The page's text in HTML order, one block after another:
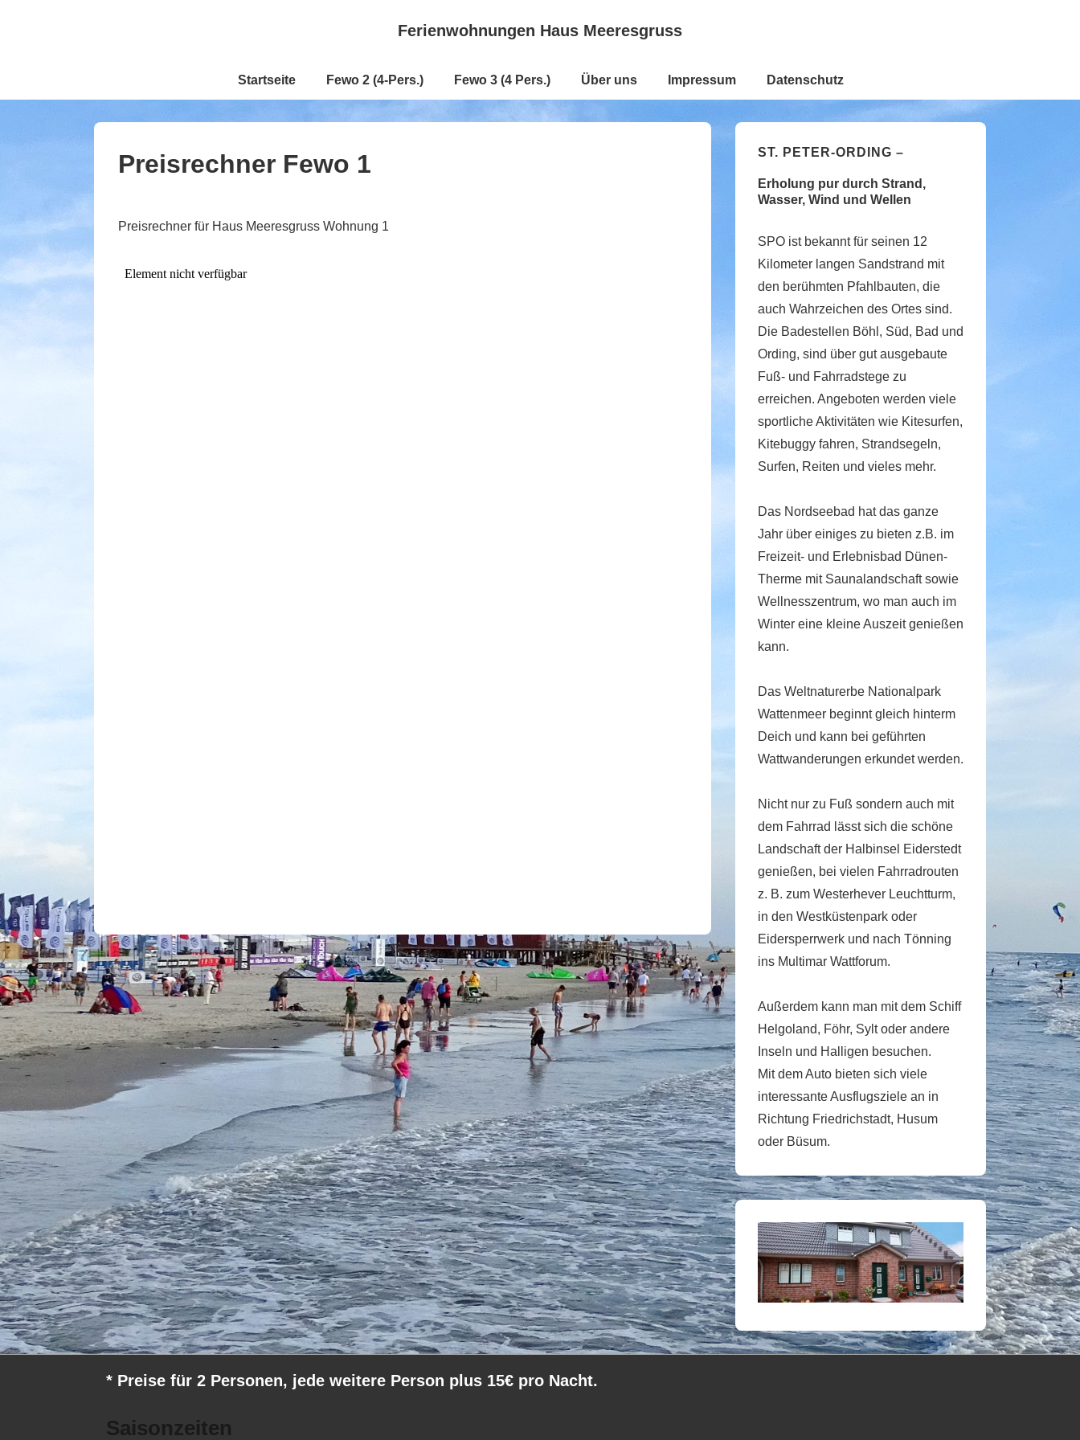
Ferienwohnungen Haus Meeresgruss
Hauptnavigation
Startseite Fewo 2 (4-Pers.) Fewo 3 (4 Pers.) Über uns Impressum Datenschutz
Preisrechner Fewo 1
Preisrechner für Haus Meeresgruss Wohnung 1
ST. PETER-ORDING –
Erholung pur durch Strand,
Wasser, Wind und Wellen
SPO ist bekannt für seinen 12
Kilometer langen Sandstrand mit
den berühmten Pfahlbauten, die
auch Wahrzeichen des Ortes sind.
Die Badestellen Böhl, Süd, Bad und
Ording, sind über gut ausgebaute
Fuß- und Fahrradstege zu
erreichen. Angeboten werden viele
sportliche Aktivitäten wie Kitesurfen,
Kitebuggy fahren, Strandsegeln,
Surfen, Reiten und vieles mehr.
Das Nordseebad hat das ganze
Jahr über einiges zu bieten z.B. im
Freizeit- und Erlebnisbad Dünen-
Therme mit Saunalandschaft sowie
Wellnesszentrum, wo man auch im
Winter eine kleine Auszeit genießen
kann.
Das Weltnaturerbe Nationalpark
Wattenmeer beginnt gleich hinterm
Deich und kann bei geführten
Wattwanderungen erkundet werden.
Nicht nur zu Fuß sondern auch mit
dem Fahrrad lässt sich die schöne
Landschaft der Halbinsel Eiderstedt
genießen, bei vielen Fahrradrouten
z. B. zum Westerhever Leuchtturm,
in den Westküstenpark oder
Eidersperrwerk und nach Tönning
ins Multimar Wattforum.
Außerdem kann man mit dem Schiff
Helgoland, Föhr, Sylt oder andere
Inseln und Halligen besuchen.
Mit dem Auto bieten sich viele
interessante Ausflugsziele an in
Richtung Friedrichstadt, Husum
oder Büsum.
* Preise für 2 Personen, jede weitere Person plus 15€ pro Nacht.
Saisonzeiten